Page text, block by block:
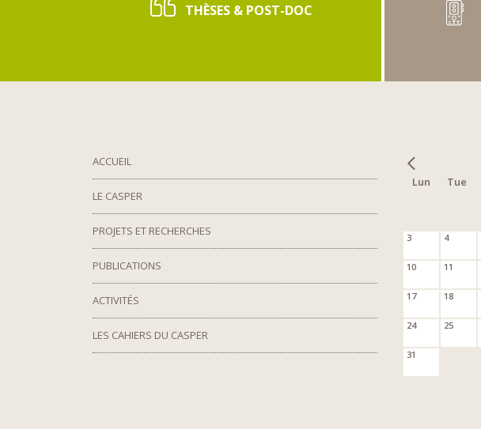
THÈSES & POST-DOC
Lun Tue
3 4
10 11
17 18
24 25
31
ACCUEIL
LE CASPER
PROJETS ET RECHERCHES
PUBLICATIONS
ACTIVITÉS
LES CAHIERS DU CASPER